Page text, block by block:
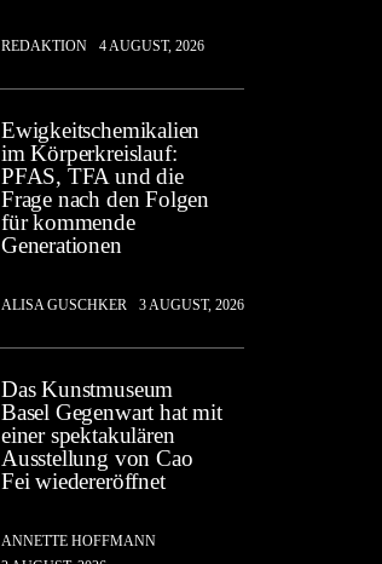
REDAKTION 4 AUGUST, 2026
Ewigkeitschemikalien
im Körperkreislauf:
PFAS, TFA und die
Frage nach den Folgen
für kommende
Generationen
ALISA GUSCHKER 3 AUGUST, 2026
Das Kunstmuseum
Basel Gegenwart hat mit
einer spektakulären
Ausstellung von Cao
Fei wiedereröffnet
ANNETTE HOFFMANN